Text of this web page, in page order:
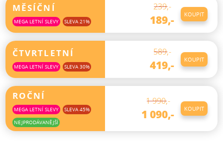
MĚSÍČNÍ
MEGA LETNÍ SLEVY SLEVA 21%
239,-
189,-
archivu TOP lekcí
Neomezený přístup do sekce Programy
Automatická opakovaná platba po 30 dnech
KOUPIT
ČTVRTLETNÍ
MEGA LETNÍ SLEVY SLEVA 30%
589,-
419,-
archivu TOP lekcí
Neomezený přístup do sekce Programy
Automatická opakovaná platba po 90 dnech
KOUPIT
ROČNÍ
MEGA LETNÍ SLEVY
SLEVA 45%
NEJPRODÁVANĚJŠÍ
1 990,-
1 090,- KOUPIT